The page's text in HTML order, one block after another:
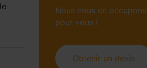
Nous nous en occupons
pour vous !
Obtenir un devis